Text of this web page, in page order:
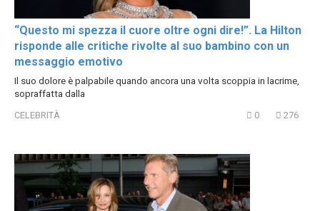
“Questo mi spezza il cuore oltre ogni dire!”. La Hilton
risponde alle critiche rivolte al suo bambino con un
messaggio emotivo
Il suo dolore è palpabile quando ancora una volta scoppia in lacrime,
sopraffatta dalla
CELEBRITÀ 0 276